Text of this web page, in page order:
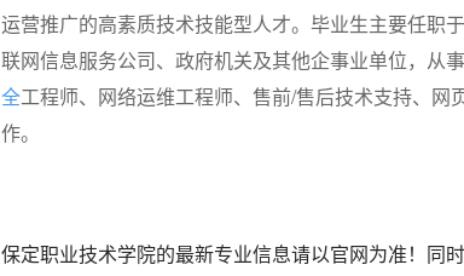
运营推广的高素质技术技能型人才。毕业生主要任职
联网信息服务公司、政府机关及其他企事业单位，从事
全工程师、网络运维工程师、售前/售后技术支持、网
作。
保定职业技术学院的最新专业信息请以官网为准！同